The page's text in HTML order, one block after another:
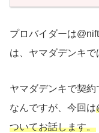
プロバイダーは
は、ヤマダデンキで
ヤマダデンキで契
なんですが、今回は
ついてお話します。